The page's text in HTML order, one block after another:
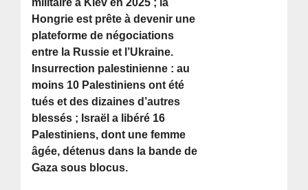
militaire à Kiev en 2025 ; la
Hongrie est prête à devenir une
plateforme de négociations
entre la Russie et l’Ukraine.
Insurrection palestinienne : au
moins 10 Palestiniens ont été
tués et des dizaines d’autres
blessés ; Israël a libéré 16
Palestiniens, dont une femme
âgée, détenus dans la bande de
Gaza sous blocus.